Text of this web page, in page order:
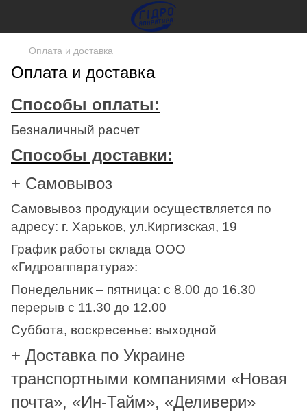
Оплата и доставка
Оплата и доставка
Способы оплаты:
Безналичный расчет
Способы доставки:
+ Самовывоз
Самовывоз продукции осуществляется по
адресу: г. Харьков, ул.Киргизская, 19
График работы склада ООО
«Гидроаппаратура»:
Понедельник – пятница: с 8.00 до 16.30
перерыв с 11.30 до 12.00
Суббота, воскресенье: выходной
+ Доставка по Украине
транспортными компаниями «Новая
почта», «Ин-Тайм», «Деливери»